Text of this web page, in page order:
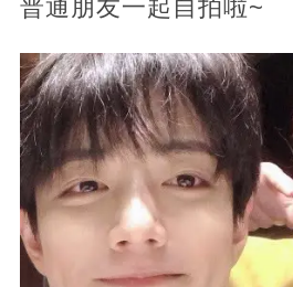
普通朋友一起自拍啦~